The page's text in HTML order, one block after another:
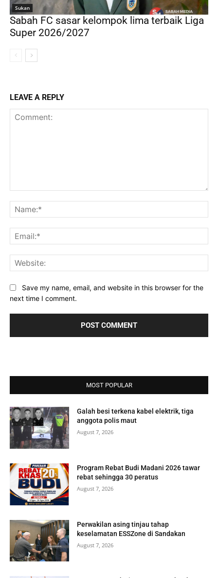
Sukan
Sabah FC sasar kelompok lima terbaik Liga
Super 2026/2027
LEAVE A REPLY
Save my name, email, and website in this browser for the
next time I comment.
MOST POPULAR
Galah besi terkena kabel elektrik, tiga
anggota polis maut
August 7, 2026
Program Rebat Budi Madani 2026 tawar
rebat sehingga 30 peratus
August 7, 2026
Perwakilan asing tinjau tahap
keselamatan ESSZone di Sandakan
August 7, 2026